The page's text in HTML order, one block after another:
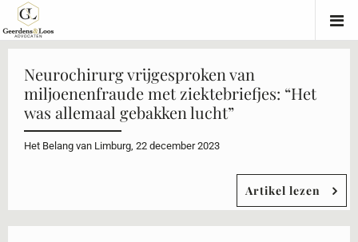
Neurochirurg vrijgesproken van
miljoenenfraude met ziektebriefjes: “Het
was allemaal gebakken lucht”
Het Belang van Limburg, 22 december 2023
Artikel lezen